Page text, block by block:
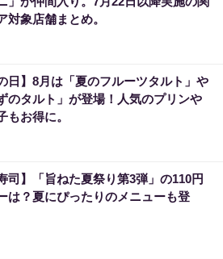
対象店舗まとめ。
日】8月は「夏のフルーツタルト」や
のタルト」が登場！人気のプリンや
もお得に。
司】「旨ねた夏祭り第3弾」の110円
は？夏にぴったりのメニューも登